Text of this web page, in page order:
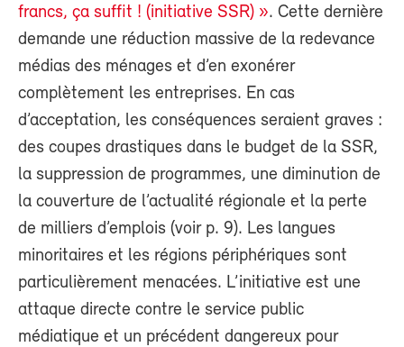
francs, ça suffit ! (initiative SSR) ». Cette dernière
demande une réduction massive de la redevance
médias des ménages et d’en exonérer
complètement les entreprises. En cas
d’acceptation, les conséquences seraient graves :
des coupes drastiques dans le budget de la SSR,
la suppression de programmes, une diminution de
la couverture de l’actualité régionale et la perte
de milliers d’emplois (voir p. 9). Les langues
minoritaires et les régions périphériques sont
particulièrement menacées. L’initiative est une
attaque directe contre le service public
médiatique et un précédent dangereux pour